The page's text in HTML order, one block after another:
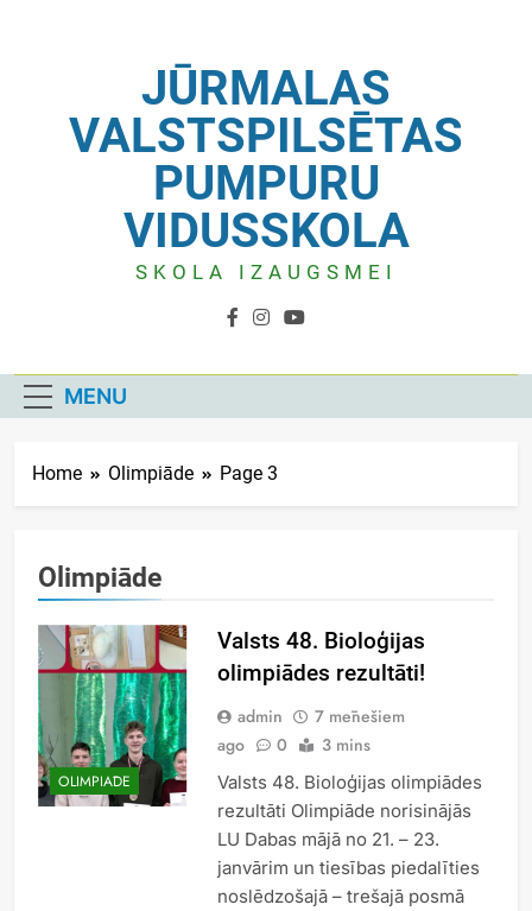
JŪRMALAS
VALSTSPILSĒTAS
PUMPURU
VIDUSSKOLA
SKOLA IZAUGSMEI
MENU
Home Olimpiāde Page 3
Olimpiāde
OLIMPIĀDE
Valsts 48. Bioloģijas
olimpiādes rezultāti!
admin
7 mēnešiem
ago
0 3 mins
Valsts 48. Bioloģijas olimpiādes
rezultāti Olimpiāde norisinājās
LU Dabas mājā no 21. – 23.
janvārim un tiesības piedalīties
noslēdzošajā – trešajā posmā